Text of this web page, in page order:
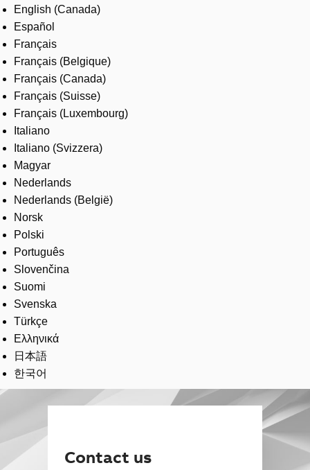
English (Canada)
Español
Français
Français (Belgique)
Français (Canada)
Français (Suisse)
Français (Luxembourg)
Italiano
Italiano (Svizzera)
Magyar
Nederlands
Nederlands (België)
Norsk
Polski
Português
Slovenčina
Suomi
Svenska
Türkçe
Ελληνικά
日本語
한국어
Contact us